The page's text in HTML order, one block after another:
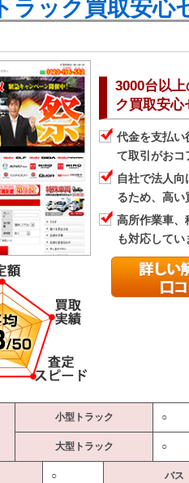
トラック買取安心
3000台以
ク買取安心
代金を支払い
て取引がおコ
自社で法人
るため、高い
高所作業車、
も対応してい
小型トラック ○
大型トラック ○
○ バス